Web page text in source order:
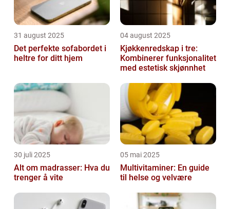
31 august 2025
Det perfekte sofabordet i
heltre for ditt hjem
04 august 2025
Kjøkkenredskap i tre:
Kombinerer funksjonalitet
med estetisk skjønnhet
30 juli 2025
Alt om madrasser: Hva du
trenger å vite
05 mai 2025
Multivitaminer: En guide
til helse og velvære